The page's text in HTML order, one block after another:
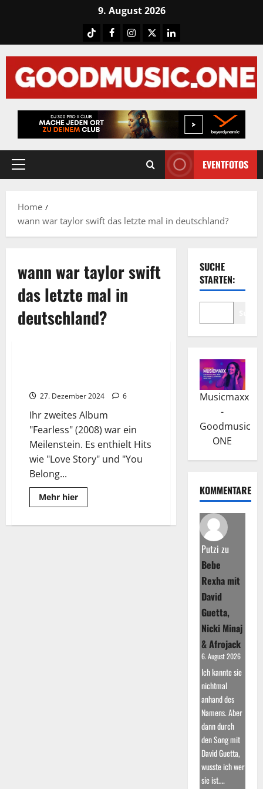
9. August 2026
TiktokFacebook
Instagram
X LinkedIN
Primary
EVENTFOTOS
Home
wann war taylor swift das letzte mal in deutschland?
wann war taylor swift
das letzte mal in
deutschland?
27. Dezember 2024 6
Ihr zweites Album
"Fearless" (2008) war ein
Meilenstein. Es enthielt Hits
wie "Love Story" und "You
Belong...
Mehr hierRead
more
Swift:
SUCHE
STARTEN:
Musicmaxx
-
Goodmusic
ONE
KOMMENTARE
Putzi zu
Bebe
Rexha mit
David
Guetta,
Nicki Minaj
& Afrojack
6. August 2026
Ich kannte sie
nichtmal
anhand des
Namens. Aber
dann durch
den Song mit
David Guetta,
wusste ich wer
sie ist.…